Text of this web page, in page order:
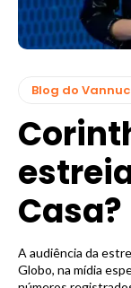
Blog do
Casa?
A audiência da
Globo, na mídia